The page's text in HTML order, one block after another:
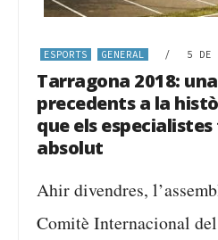
ESPORTS GENERAL / 5 DE
Tarragona 2018:
precedents a la
que els
absolut
Ahir divendres,
Comitè Internacional